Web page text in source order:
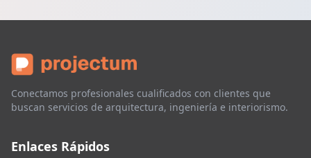
Conectamos profesionales cualificados con clientes que
buscan servicios de arquitectura, ingeniería e interiorismo.
Enlaces Rápidos